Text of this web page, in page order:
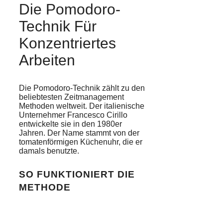
Die Pomodoro-
Technik Für
Konzentriertes
Arbeiten
Die Pomodoro-Technik zählt zu den
beliebtesten Zeitmanagement
Methoden weltweit. Der italienische
Unternehmer Francesco Cirillo
entwickelte sie in den 1980er
Jahren. Der Name stammt von der
tomatenförmigen Küchenuhr, die er
damals benutzte.
SO FUNKTIONIERT DIE
METHODE